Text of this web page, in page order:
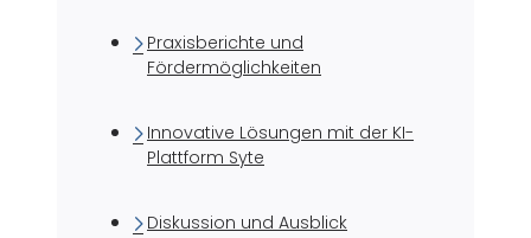
Praxisberichte und
Fördermöglichkeiten
Innovative Lösungen mit der KI-
Plattform Syte
Diskussion und Ausblick